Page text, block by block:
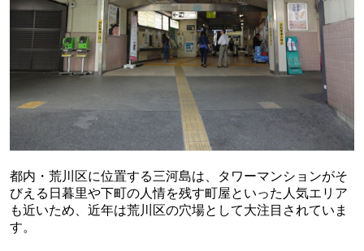
都内・荒川区に位置する三河島は、タワーマンションがそ
びえる日暮里や下町の人情を残す町屋といった人気エリア
も近いため、近年は荒川区の穴場として大注目されていま
す。